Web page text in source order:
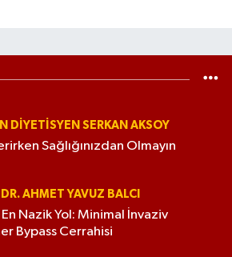
DIYETISYEN SERKAN AKSOY
Sağlığınızdan Olmayın
DR. AHMET YAVUZ BALCI
Nazik Yol: Minimal İnvaziv
Bypass Cerrahisi